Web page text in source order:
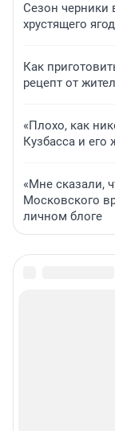
Сезон черники
хрустящего
Как
рецепт от
«Плохо, как
Кузбасса и его
«Мне сказали,
Московского
личном блоге